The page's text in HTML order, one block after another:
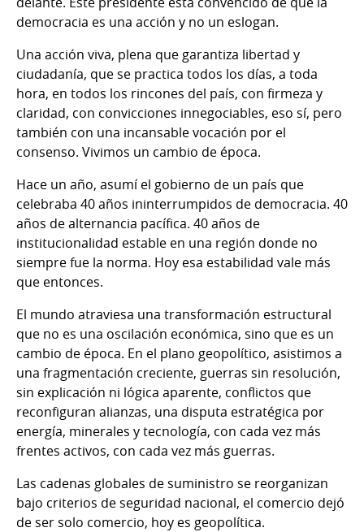
democracia es una acción y no un eslogan.
Una acción viva, plena que garantiza libertad y
ciudadanía, que se practica todos los días, a toda
hora, en todos los rincones del país, con firmeza y
claridad, con convicciones innegociables, eso sí, pero
también con una incansable vocación por el
consenso. Vivimos un cambio de época.
Hace un año, asumí el gobierno de un país que
celebraba 40 años ininterrumpidos de democracia. 40
años de alternancia pacífica. 40 años de
institucionalidad estable en una región donde no
siempre fue la norma. Hoy esa estabilidad vale más
que entonces.
El mundo atraviesa una transformación estructural
que no es una oscilación económica, sino que es un
cambio de época. En el plano geopolítico, asistimos a
una fragmentación creciente, guerras sin resolución,
sin explicación ni lógica aparente, conflictos que
reconfiguran alianzas, una disputa estratégica por
energía, minerales y tecnología, con cada vez más
frentes activos, con cada vez más guerras.
Las cadenas globales de suministro se reorganizan
bajo criterios de seguridad nacional, el comercio dejó
de ser solo comercio, hoy es geopolítica.